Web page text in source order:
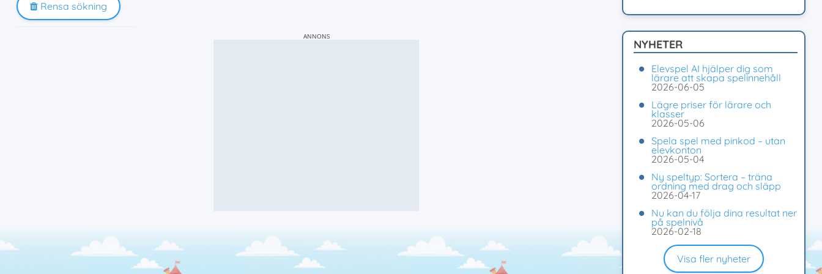
Rensa sökning
ANNONS
NYHETER
Elevspel AI hjälper dig som
lärare att skapa spelinnehåll
2026-06-05
Lägre priser för lärare och
klasser
2026-05-06
Spela spel med pinkod – utan
elevkonton
2026-05-04
Ny speltyp: Sortera – träna
ordning med drag och släpp
2026-04-17
Nu kan du följa dina resultat ner
på spelnivå
2026-02-18
Visa fler nyheter